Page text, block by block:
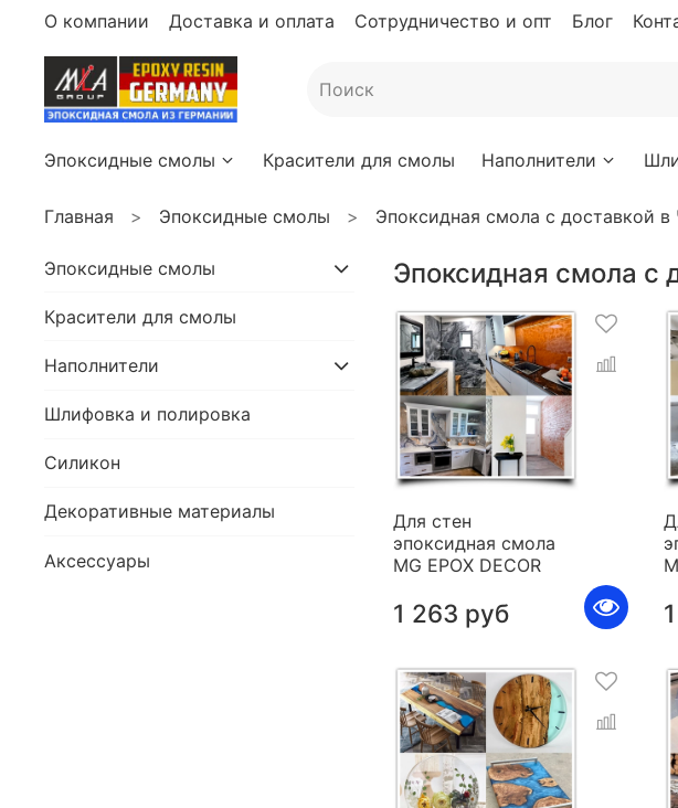
О компании Доставка и оплата Сотрудничество и опт Блог
Эпоксидные смолы Красители для смолы Наполнители
Главная Эпоксидные смолы Эпоксидная смола с доставкой в
Эпоксидная смола с
Для стен
эпоксидная смола
MG EPOX DECOR
1 263 руб
Эпоксидные смолы
Красители для смолы
Наполнители
Шлифовка и полировка
Силикон
Декоративные материалы
Аксессуары